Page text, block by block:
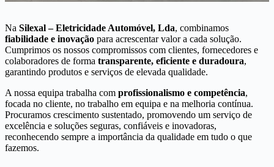
Na Silexal – Eletricidade Automóvel, Lda, combinamos
fiabilidade e inovação para acrescentar valor a cada solução.
Cumprimos os nossos compromissos com clientes, fornecedores e
colaboradores de forma transparente, eficiente e duradoura,
garantindo produtos e serviços de elevada qualidade.
A nossa equipa trabalha com profissionalismo e competência,
focada no cliente, no trabalho em equipa e na melhoria contínua.
Procuramos crescimento sustentado, promovendo um serviço de
excelência e soluções seguras, confiáveis e inovadoras,
reconhecendo sempre a importância da qualidade em tudo o que
fazemos.